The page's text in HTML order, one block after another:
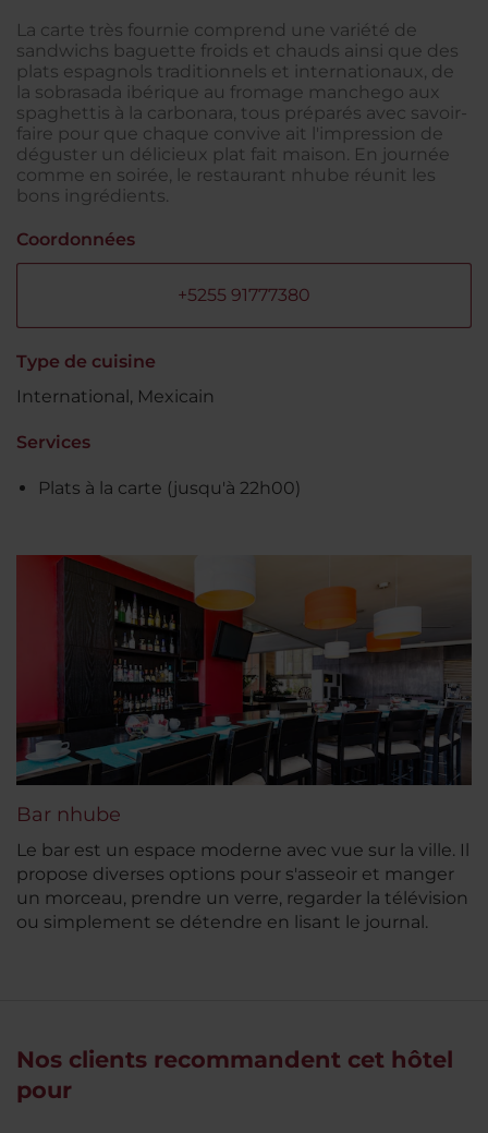
La carte très fournie comprend une variété de
sandwichs baguette froids et chauds ainsi que des
plats espagnols traditionnels et internationaux, de
la sobrasada ibérique au fromage manchego aux
spaghettis à la carbonara, tous préparés avec savoir-
faire pour que chaque convive ait l'impression de
déguster un délicieux plat fait maison. En journée
comme en soirée, le restaurant nhube réunit les
bons ingrédients.
Coordonnées
+5255 91777380
Type de cuisine
International, Mexicain
Services
Plats à la carte (jusqu'à 22h00)
Bar nhube
Le bar est un espace moderne avec vue sur la ville. Il
propose diverses options pour s'asseoir et manger
un morceau, prendre un verre, regarder la télévision
ou simplement se détendre en lisant le journal.
Nos clients recommandent cet hôtel
pour